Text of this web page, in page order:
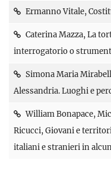
Ermanno Vitale,
Caterina Mazza, La
interrogatorio o
Simona Maria
Alessandria. Luoghi e
William Bonapace,
Ricucci, Giovani e
italiani e stranieri in